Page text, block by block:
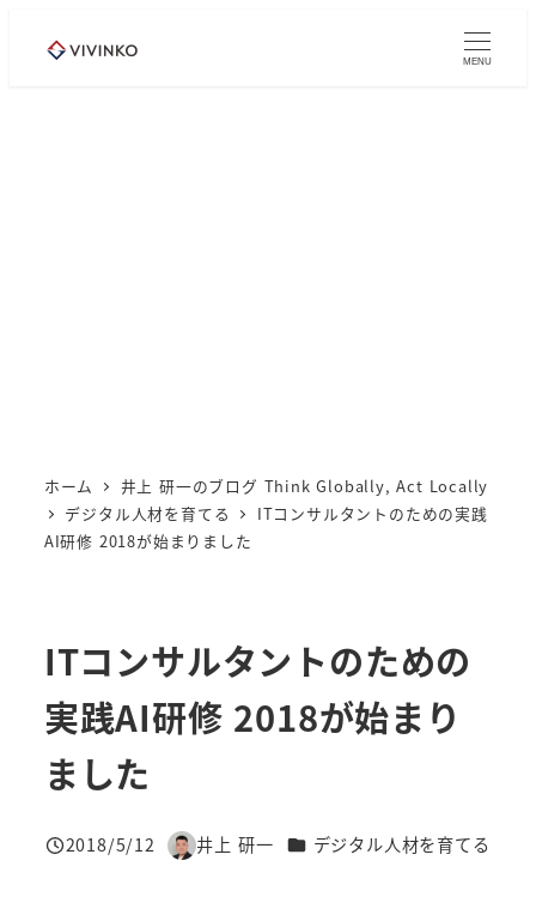
MENU
ホーム
井上 研一のブログ Think Globally, Act Locally
デジタル人材を育てる
ITコンサルタントのための実践
AI研修 2018が始まりました
ITコンサルタントのための
実践AI研修 2018が始まり
ました
投稿日
2018/5/12
著
井上 研一 カテゴリー
デジタル人材を育てる